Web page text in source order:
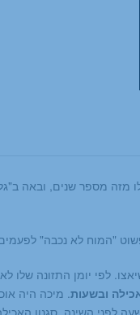
לו מזה מספר שנים, ובאה
"המוח לא נכבה"
לפי יומן התזונה שלו לא
ובשעות . מיכה היה
לפני השינה. סגנון